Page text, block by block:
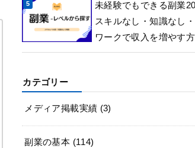
未経験でもできる副業20
スキルなし・知識なし
ワークで収入を増やす
カテゴリー
メディア掲載実績 (3)
副業の基本 (114)